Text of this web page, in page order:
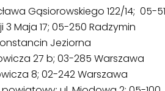
Gąsiorowskiego 122/14; 05-
Maja 17; 05-250 Radzymin
Jeziorna
27 b; 03-285 Warszawa
8; 02-242 Warszawa